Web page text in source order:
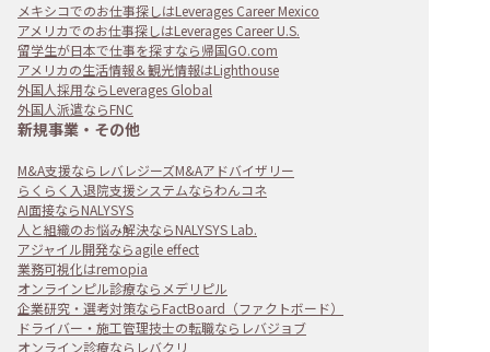
メキシコでのお仕事探しはLeverages Career Mexico
アメリカでのお仕事探しはLeverages Career U.S.
留学生が日本で仕事を探すなら帰国GO.com
アメリカの生活情報＆観光情報はLighthouse
外国人採用ならLeverages Global
外国人派遣ならFNC
新規事業・その他
M&A支援ならレバレジーズM&Aアドバイザリー
らくらく入退院支援システムならわんコネ
AI面接ならNALYSYS
人と組織のお悩み解決ならNALYSYS Lab.
アジャイル開発ならagile effect
業務可視化はremopia
オンラインピル診療ならメデリピル
企業研究・選考対策ならFactBoard（ファクトボード）
ドライバー・施工管理技士の転職ならレバジョブ
オンライン診療ならレバクリ